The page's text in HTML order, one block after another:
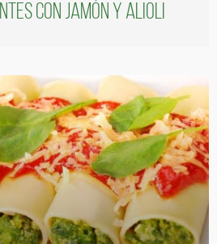
con jamón y alioli